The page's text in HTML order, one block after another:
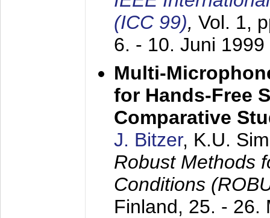
(ICC 99), Vol. 1,
6. - 10. Juni 1999
Multi-
for Hands-Free
Comparative
J. Bitzer, K.U.
Robust Methods
Conditions
Finland, 25. - 26.